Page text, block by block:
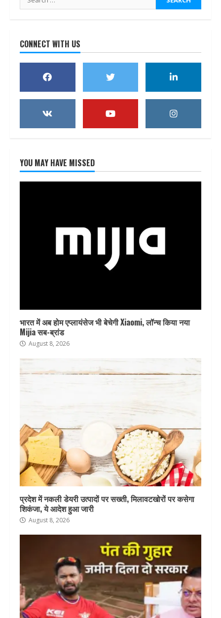
for:
CONNECT WITH US
YOU MAY HAVE MISSED
भारत में अब होम एप्लायंसेज भी बेचेगी Xiaomi, लॉन्च किया नया
Mijia सब-ब्रांड
August 8, 2026
प्रदेश में नकली डेयरी उत्पादों पर सख्ती, मिलावटखोरों पर कसेगा
शिकंजा, ये आदेश हुआ जारी
August 8, 2026